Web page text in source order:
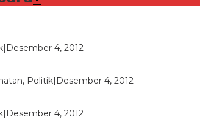
Desember 4, 2012
Politik Desember 4, 2012
Desember 4, 2012